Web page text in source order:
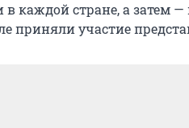
каждой стране, а затем —
приняли участие